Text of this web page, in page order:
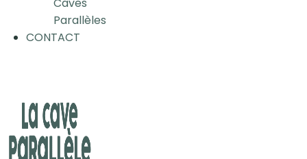
Parallèles
CONTACT